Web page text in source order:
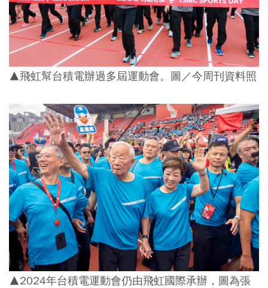
▲飛虹幫台積電辦過多屆運動會。圖／今周刊資料照
▲2024年台積電運動會仍由飛虹國際承辦，圖為張